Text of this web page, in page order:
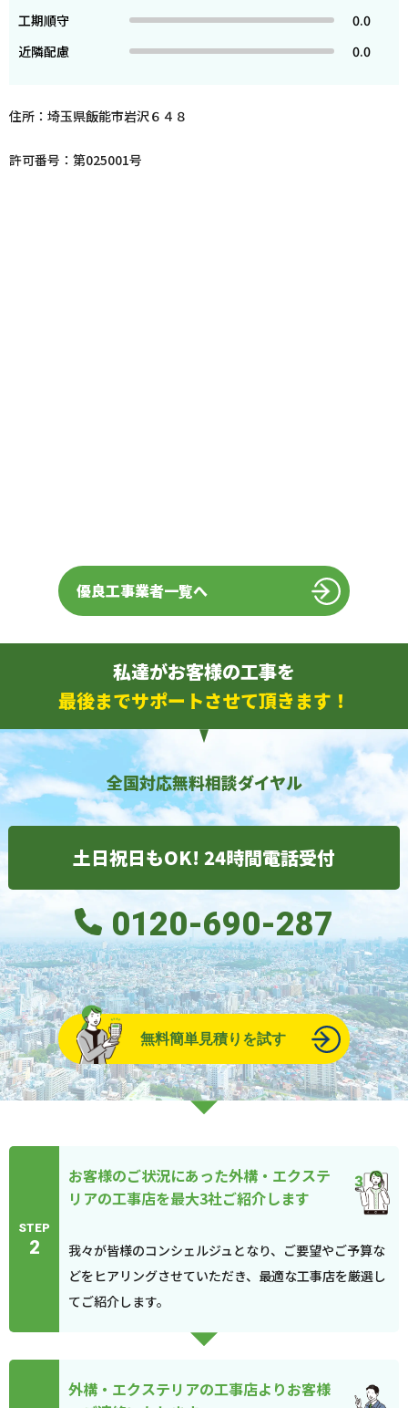
工期順守
0.0
近隣配慮
0.0
住所：埼玉県飯能市岩沢６４８
許可番号：第025001号
優良工事業者一覧へ
私達がお客様の工事を
最後までサポートさせて頂きます！
全国対応無料相談ダイヤル
土日祝日もOK! 24時間電話受付
0120-690-287
無料簡単見積りを試す
STEP
2
お客様のご状況にあった外構・エクステ
リアの工事店を最大3社ご紹介します
我々が皆様のコンシェルジュとなり、ご要望やご予算な
どをヒアリングさせていただき、最適な工事店を厳選し
てご紹介します。
外構・エクステリアの工事店よりお客様